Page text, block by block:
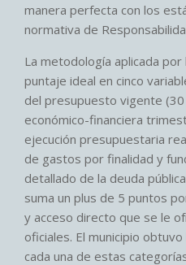
manera perfecta con los
normativa de
La metodología aplicada por
puntaje ideal en cinco
del presupuesto vigente
económico-financiera
ejecución presupuestaria
de gastos por finalidad y
detallado de la deuda
suma un plus de 5 puntos
y acceso directo que se le
oficiales. El municipio
cada una de estas